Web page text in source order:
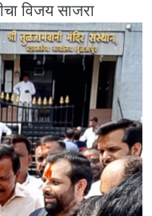
विजय साजरा